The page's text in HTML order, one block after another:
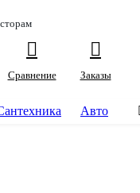
Сравнение Заказы
Авто